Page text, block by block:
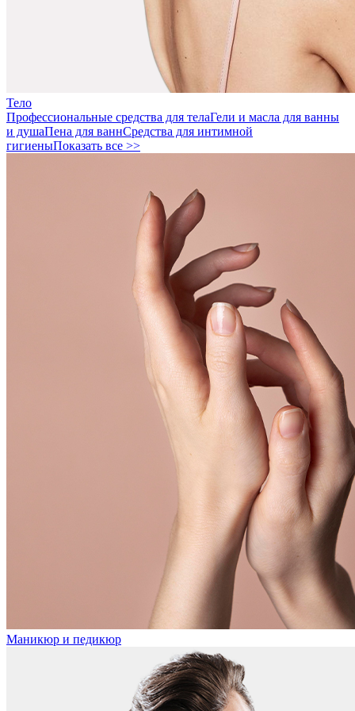
Тело
Профессиональные средства для телаГели и масла для ванны
и душаПена для ваннСредства для интимной
гигиеныПоказать все >>
Маникюр и педикюр